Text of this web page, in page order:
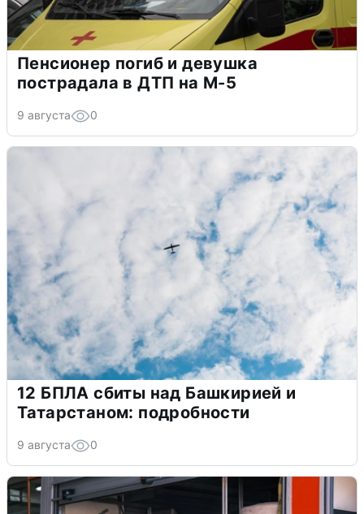
Пенсионер погиб и девушка
пострадала в ДТП на М-5
9 августа 0
12 БПЛА сбиты над Башкирией и
Татарстаном: подробности
9 августа 0